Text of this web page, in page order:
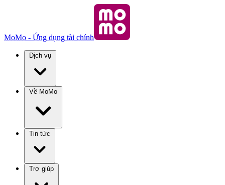
MoMo - Ứng dụng tài chính
Dịch vụ
Về MoMo
Tin tức
Trợ giúp